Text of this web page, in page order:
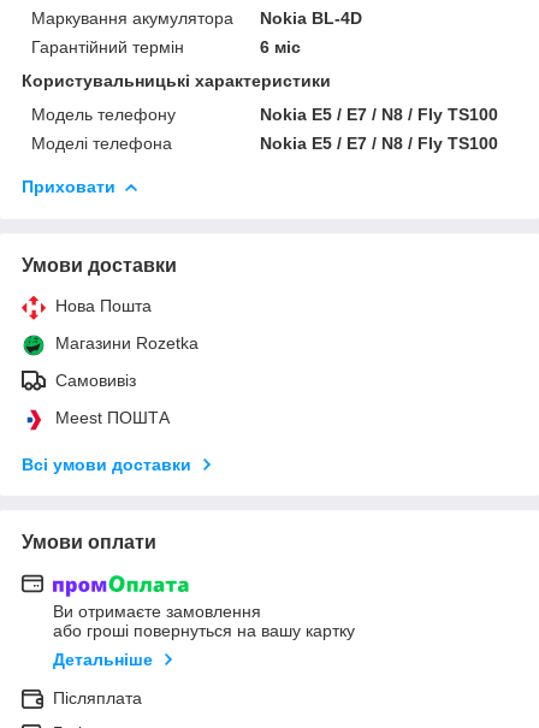
Маркування акумулятора
Nokia BL-4D
Гарантійний термін
6 міс
Користувальницькі характеристики
Модель телефону
Nokia E5 / E7 / N8 / Fly TS100
Моделі телефона
Nokia E5 / E7 / N8 / Fly TS100
Приховати
Умови доставки
Нова Пошта
Магазини Rozetka
Самовивіз
Meest ПОШТА
Всі умови доставки
Умови оплати
Ви отримаєте замовлення
або гроші повернуться на вашу картку
Детальніше
Післяплата